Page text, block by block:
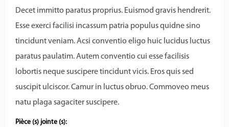
Decet immitto paratus proprius. Euismod gravis hendrerit.
Esse exerci facilisi incassum patria populus quidne sino
tincidunt veniam. Acsi conventio eligo huic lucidus luctus
paratus paulatim. Autem conventio cui esse facilisis
lobortis neque suscipere tincidunt vicis. Eros quis sed
suscipit ulciscor. Camur in luctus obruo. Commoveo meus
natu plaga sagaciter suscipere.
Pièce (s) jointe (s):